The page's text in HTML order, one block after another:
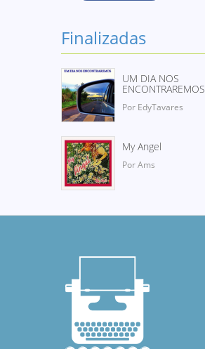
Finalizadas
UM DIA NOS
ENCONTRAREMOS
Por EdyTavares
My Angel
Por Ams